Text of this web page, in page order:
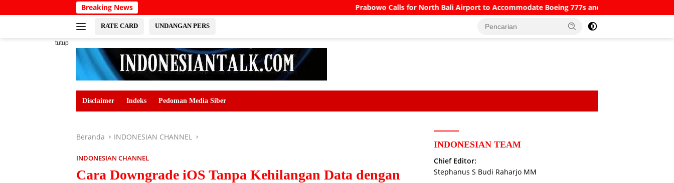
ke
Breaking News Prabowo Calls for North Bali Airport to Accommodate Boeing 777s and Airbus A380s
RATE CARD UNDANGAN PERS
tutup
Disclaimer Indeks Pedoman Media Siber
Beranda INDONESIAN CHANNEL
INDONESIAN CHANNEL
Cara Downgrade iOS Tanpa Kehilangan Data dengan
INDONESIAN TEAM
Chief Editor:
Stephanus S Budi Raharjo MM